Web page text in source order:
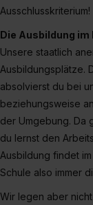
Ausschlusskriterium!
Die Ausbildung
Unsere staatlich
Ausbildungsplätze.
absolvierst du bei
beziehungsweise
der Umgebung. Da
du lernst den
Ausbildung findet
Schule also immer
Wir legen aber